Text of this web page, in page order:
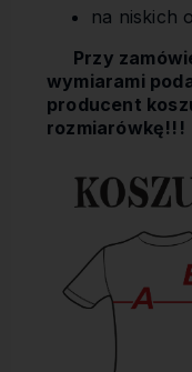
na niskich
Przy
wymiarami
producent
rozmiarówkę!!!